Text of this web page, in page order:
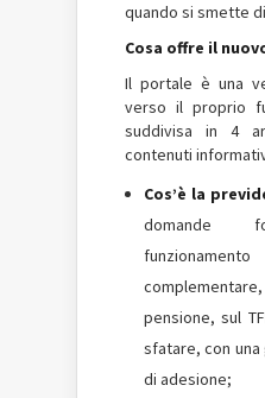
quando si smette
Cosa offre il
Il portale è una
verso il proprio
suddivisa in 4
contenuti
Cos’è la
domande
pensione, sul
sfatare, con
di adesione;